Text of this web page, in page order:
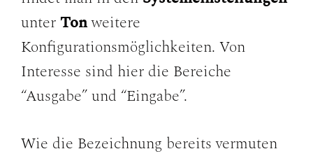
unter Tonweitere
Konfigurationsmöglichkeiten. Von
Interesse sind hier die Bereiche
“Ausgabe” und “Eingabe”.
Wie die Bezeichnung bereits vermuten